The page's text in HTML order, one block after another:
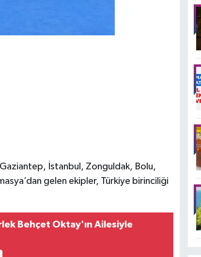
İstanbul, Zonguldak, Bolu,
gelen ekipler, Türkiye birinciliği
Behçet Oktay'ın Ailesiyle